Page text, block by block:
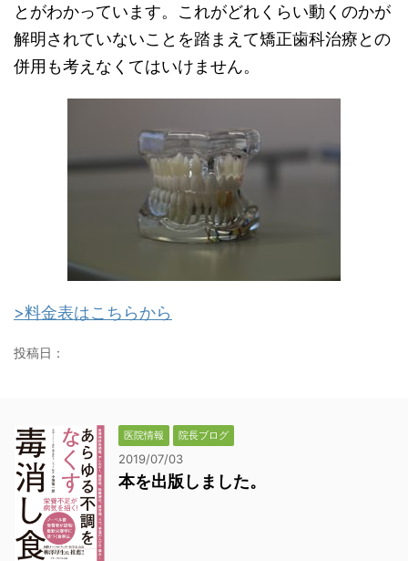
とがわかっています。これがどれくらい動くのかが
解明されていないことを踏まえて矯正歯科治療との
併用も考えなくてはいけません。
>料金表はこちらから
投稿日：
医院情報 院長ブログ
2019/07/03
本を出版しました。